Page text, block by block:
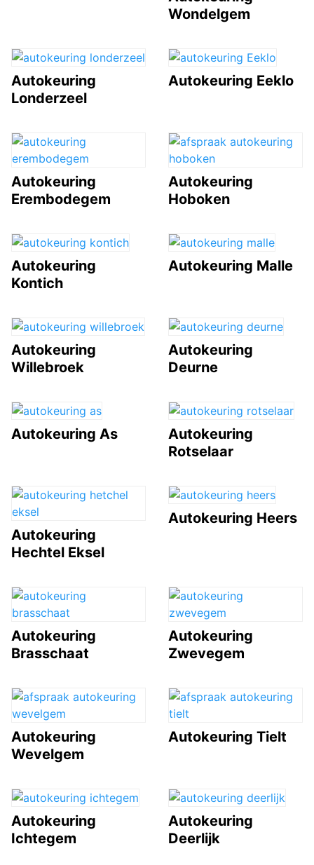
Wondelgem
Autokeuring
Londerzeel
Autokeuring Eeklo
Autokeuring
Erembodegem
Autokeuring
Hoboken
Autokeuring
Kontich
Autokeuring Malle
Autokeuring
Willebroek
Autokeuring
Deurne
Autokeuring As
Autokeuring
Rotselaar
Autokeuring
Hechtel Eksel
Autokeuring Heers
Autokeuring
Brasschaat
Autokeuring
Zwevegem
Autokeuring
Wevelgem
Autokeuring Tielt
Autokeuring
Ichtegem
Autokeuring
Deerlijk